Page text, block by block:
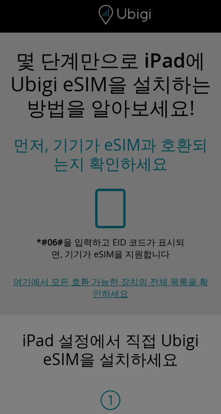
하단
몇 단계만으로 iPad에
Ubigi eSIM을 설치하는
방법을 알아보세요!
먼저, 기기가 eSIM과 호환되
는지 확인하세요
*#06#을 입력하고 EID 코드가 표시되
면, 기기가 eSIM을 지원합니다
여기에서 모든 호환 가능한 장치의 전체 목록을 확
인하세요
iPad 설정에서 직접 Ubigi
eSIM을 설치하세요